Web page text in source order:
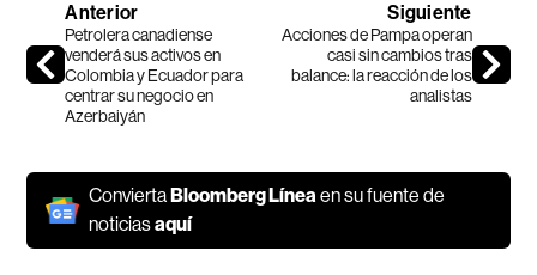
Anterior
Petrolera canadiense
venderá sus activos en
Colombia y Ecuador para
centrar su negocio en
Azerbaiyán
Siguiente
Acciones de Pampa operan
casi sin cambios tras
balance: la reacción de los
analistas
ConviertaBloomberg Líneaen su fuente de
noticiasaquí